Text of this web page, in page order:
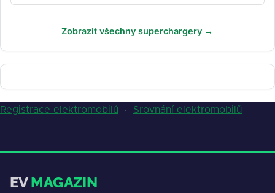
Zobrazit všechny superchargery →
Registrace elektromobilů · Srovnání elektromobilů
EVMAGAZIN